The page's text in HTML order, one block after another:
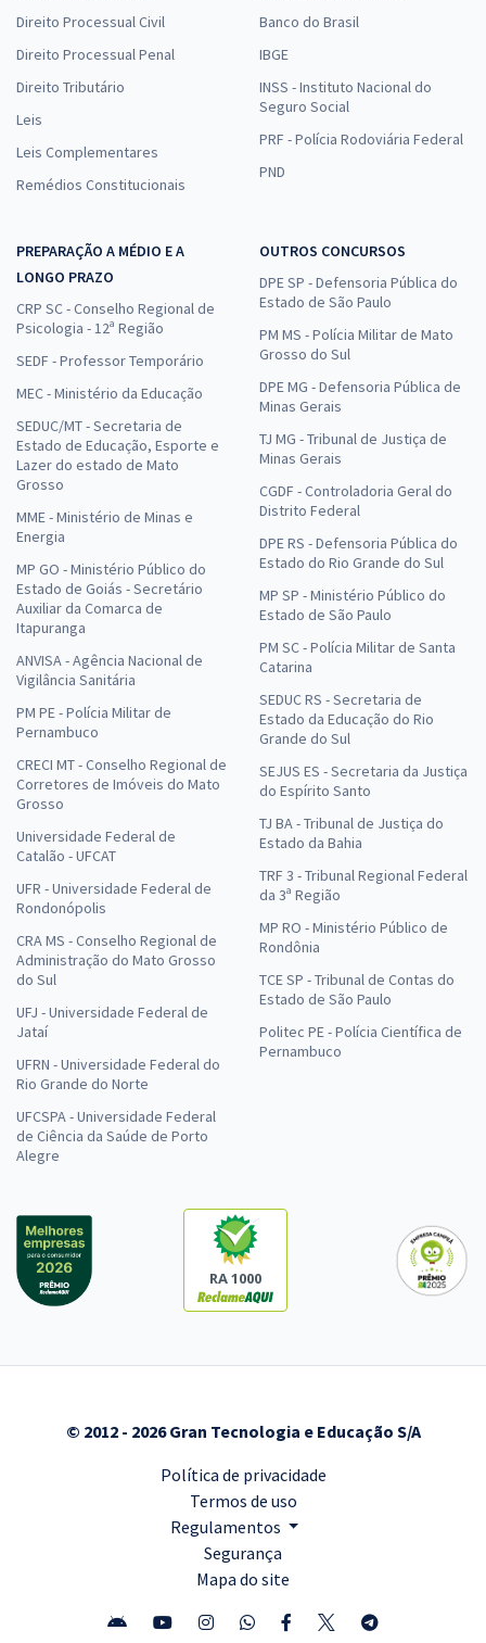
Direito Processual Civil
Direito Processual Penal
Direito Tributário
Leis
Leis Complementares
Remédios Constitucionais
Banco do Brasil
IBGE
INSS - Instituto Nacional do
Seguro Social
PRF - Polícia Rodoviária Federal
PND
PREPARAÇÃO A MÉDIO E A
LONGO PRAZO
CRP SC - Conselho Regional de
Psicologia - 12ª Região
SEDF - Professor Temporário
MEC - Ministério da Educação
SEDUC/MT - Secretaria de
Estado de Educação, Esporte e
Lazer do estado de Mato
Grosso
MME - Ministério de Minas e
Energia
MP GO - Ministério Público do
Estado de Goiás - Secretário
Auxiliar da Comarca de
Itapuranga
ANVISA - Agência Nacional de
Vigilância Sanitária
PM PE - Polícia Militar de
Pernambuco
CRECI MT - Conselho Regional de
Corretores de Imóveis do Mato
Grosso
Universidade Federal de
Catalão - UFCAT
UFR - Universidade Federal de
Rondonópolis
CRA MS - Conselho Regional de
Administração do Mato Grosso
do Sul
UFJ - Universidade Federal de
Jataí
UFRN - Universidade Federal do
Rio Grande do Norte
UFCSPA - Universidade Federal
de Ciência da Saúde de Porto
Alegre
OUTROS CONCURSOS
DPE SP - Defensoria Pública do
Estado de São Paulo
PM MS - Polícia Militar de Mato
Grosso do Sul
DPE MG - Defensoria Pública de
Minas Gerais
TJ MG - Tribunal de Justiça de
Minas Gerais
CGDF - Controladoria Geral do
Distrito Federal
DPE RS - Defensoria Pública do
Estado do Rio Grande do Sul
MP SP - Ministério Público do
Estado de São Paulo
PM SC - Polícia Militar de Santa
Catarina
SEDUC RS - Secretaria de
Estado da Educação do Rio
Grande do Sul
SEJUS ES - Secretaria da Justiça
do Espírito Santo
TJ BA - Tribunal de Justiça do
Estado da Bahia
TRF 3 - Tribunal Regional Federal
da 3ª Região
MP RO - Ministério Público de
Rondônia
TCE SP - Tribunal de Contas do
Estado de São Paulo
Politec PE - Polícia Científica de
Pernambuco
RA 1000
© 2012 - 2026 Gran Tecnologia e Educação S/A
Política de privacidade
Termos de uso
Regulamentos
Segurança
Mapa do site